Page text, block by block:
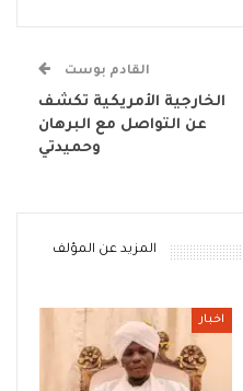
القادم بوست
الخارجية الأمريكية تكشف
عن التواصل مع البرهان
وحميدتي
المزيد عن المؤلف
اخبار